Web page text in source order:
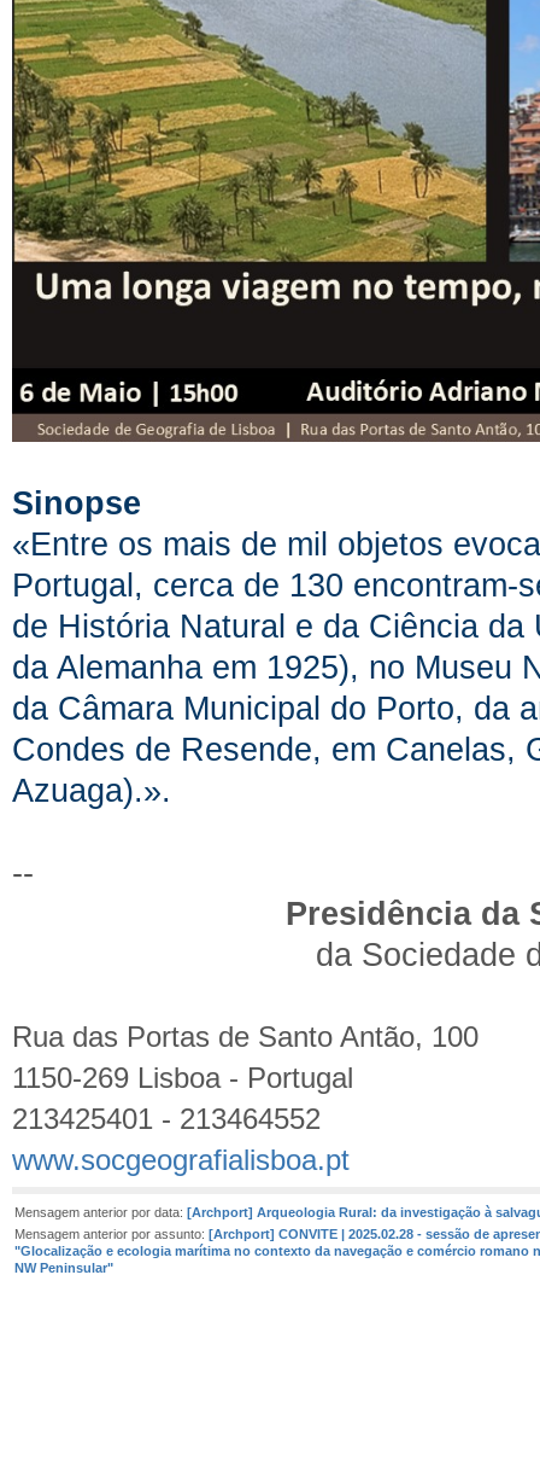
Sinopse
«Entre os mais de mil objetos
Portugal, cerca de 130 encontram-
de História Natural e da Ciência
da Alemanha em 1925), no Museu
da Câmara Municipal do Porto, da
Condes de Resende, em Canelas,
Azuaga).».
--
Presidência da
da Sociedade
Rua das Portas de Santo Antão, 100
1150-269 Lisboa - Portugal
213425401 - 213464552
www.socgeografialisboa.pt
Mensagem anterior por data: [Archport] Arqueologia Rural: da investigação à
Mensagem anterior por assunto: [Archport] CONVITE | 2025.02.28 - sessão de
"Glocalização e ecologia marítima no contexto da navegação e comércio romano
NW Peninsular"